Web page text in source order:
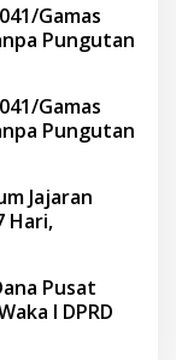
Gamas
Pungutan
Gamas
Pungutan
Jajaran
Hari,
Pusat
I DPRD